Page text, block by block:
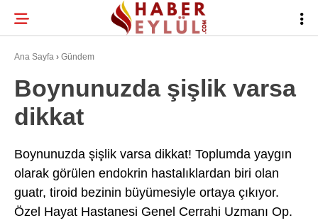
27.6
BURSA HABERLERI
GÜNDEM
Ana Sayfa › Gündem
Boynunuzda şişlik varsa
dikkat
Boynunuzda şişlik varsa dikkat! Toplumda yaygın
olarak görülen endokrin hastalıklardan biri olan
guatr, tiroid bezinin büyümesiyle ortaya çıkıyor.
Özel Hayat Hastanesi Genel Cerrahi Uzmanı Op.